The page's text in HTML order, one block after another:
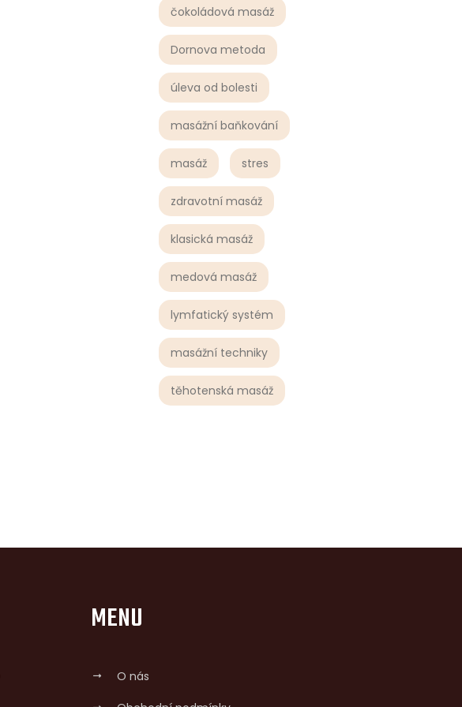
čokoládová masáž
Dornova metoda
úleva od bolesti
masážní baňkování
masáž stres
zdravotní masáž
klasická masáž
medová masáž
lymfatický systém
masážní techniky
těhotenská masáž
MENU
O nás